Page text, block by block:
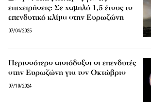
επιχειρήσεις: Σε χαμηλό 1,5 έτους το
επενδυτικό κλίμα στην Ευρωζώνη
07/04/2025
Περισσότερο αισιόδοξοι οι επενδυτές
στην Ευρωζώνη για τον Οκτώβριο
07/10/2024